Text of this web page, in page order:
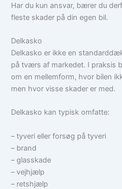
Har du kun ansvar, bærer du
fleste skader på din egen bil.
Delkasko
Delkasko er ikke en
på tværs af markedet. I praksis
om en mellemform, hvor bilen
men hvor visse skader er med.
Delkasko kan typisk omfatte:
– tyveri eller forsøg på tyveri
– brand
– glasskade
– vejhjælp
– retshjælp